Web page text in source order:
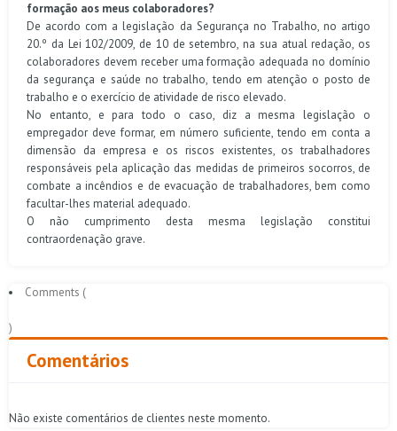
formação aos meus colaboradores?
De acordo com a legislação da Segurança no Trabalho, no artigo
20.º da Lei 102/2009, de 10 de setembro, na sua atual redação, os
colaboradores devem receber uma formação adequada no domínio
da segurança e saúde no trabalho, tendo em atenção o posto de
trabalho e o exercício de atividade de risco elevado.
No entanto, e para todo o caso, diz a mesma legislação o
empregador deve formar, em número suficiente, tendo em conta a
dimensão da empresa e os riscos existentes, os trabalhadores
responsáveis pela aplicação das medidas de primeiros socorros, de
combate a incêndios e de evacuação de trabalhadores, bem como
facultar-lhes material adequado.
O não cumprimento desta mesma legislação constitui
contraordenação grave.
Comments (
)
Comentários
Não existe comentários de clientes neste momento.